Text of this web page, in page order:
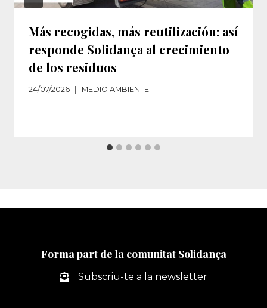
Más recogidas, más reutilización: así
responde Solidança al crecimiento
de los residuos‌
24/07/2026 MEDIO AMBIENTE
Forma part de la comunitat Solidança
Subscriu-te a la newsletter